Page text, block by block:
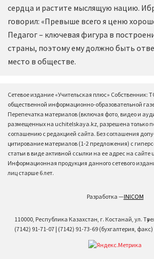
сердца и растите мыслящую нацию.
говорил: «Превыше всего я ценю
Педагог – ключевая фигура в
страны, поэтому ему должно быть
место в обществе.
Сетевое издание «Учительская плюс» Собственник:
общественной информационно-образовательной
Перепечатка материалов (включая фото, видео и
размещенных на uchitelskaya.kz, разрешена только
соглашению с редакцией сайта. Без соглашения
цитирование материалов (1-2 предложения) с
статьи в виде активной ссылки на ее адрес на
Информационная продукция данного сетевого
лиц старше 6 лет.
Разработка —INICOM
110000, Республика Казахстан, г. Костанай, ул.
(7142) 91-71-07 | (7142) 91-73-69 (бухгалтерия, факс)